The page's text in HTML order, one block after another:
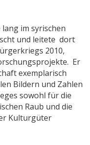
im syrischen
und leitete dort
2010,
Er
exemplarisch
Bildern und Zahlen
sowohl für die
Raub und die
Kulturgüter